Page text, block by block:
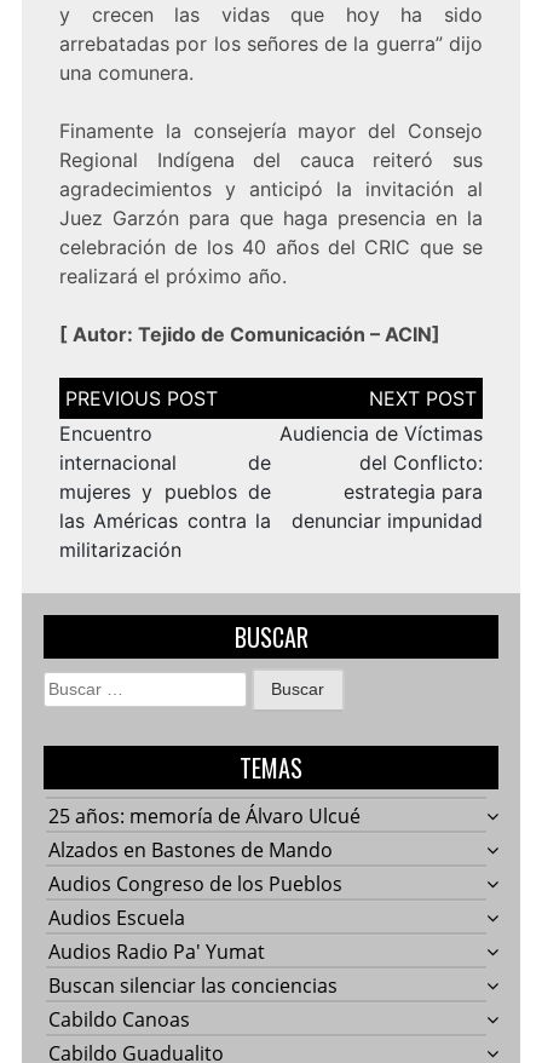
y crecen las vidas que hoy ha sido
arrebatadas por los señores de la guerra” dijo
una comunera.
Finamente la consejería mayor del Consejo
Regional Indígena del cauca reiteró sus
agradecimientos y anticipó la invitación al
Juez Garzón para que haga presencia en la
celebración de los 40 años del CRIC que se
realizará el próximo año.
[ Autor: Tejido de Comunicación – ACIN]
Navegación
de
entradas
Encuentro
internacional de
mujeres y pueblos de
las Américas contra la
militarización
Audiencia de Víctimas
del Conflicto:
estrategia para
denunciar impunidad
BUSCAR
Buscar:
TEMAS
25 años: memoría de Álvaro Ulcué
Alzados en Bastones de Mando
Audios Congreso de los Pueblos
Audios Escuela
Audios Radio Pa' Yumat
Buscan silenciar las conciencias
Cabildo Canoas
Cabildo Guadualito